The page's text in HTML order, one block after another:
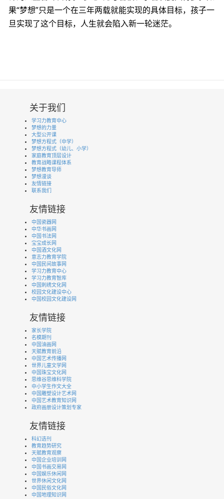
果“梦想”只是一个在三年两载就能实现的具体目标，孩子一
旦实现了这个目标，人生就会陷入新一轮迷茫。
关于我们
学习力教育中心
梦想的力量
大型公开课
梦想方程式（中学）
梦想方程式（幼儿、小学）
家庭教育顶层设计
教育战略课程体系
梦想教育导师
梦想漫谈
友情链接
联系我们
友情链接
中国瓷器网
中华书画网
中国书法网
宝宝成长网
中国酒文化网
意志力教育学院
中国民间故事网
学习力教育中心
学习力教育智库
中国刺绣文化网
校园文化建设中心
中国校园文化建设网
友情链接
家长学院
名模期刊
中国油画网
天赋教育前沿
中国艺术传播网
世界儿童文学网
中国珠宝文化网
思维谷思维科学院
中小学生作文大全
中国雕塑设计艺术网
中国艺术教育知识网
政府画册设计策划专家
友情链接
科幻选刊
教育趋势研究
天赋教育观察
中国企业培训网
中国书画交易网
中国娱乐休闲网
世界休闲文化网
中国民俗文化网
中国地理知识网